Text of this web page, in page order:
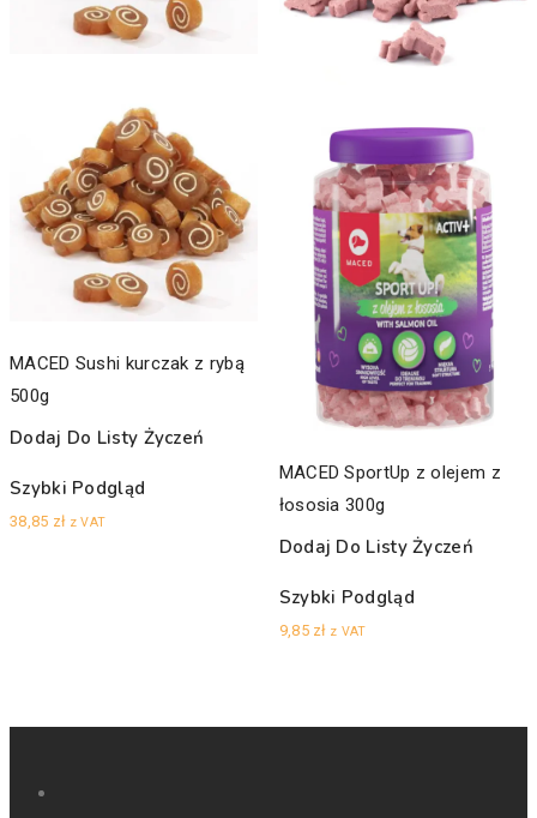
MACED Sushi kurczak z rybą
500g
Dodaj Do Listy Życzeń
Szybki Podgląd
38,85 zł z VAT
MACED SportUp z olejem z
łososia 300g
Dodaj Do Listy Życzeń
Szybki Podgląd
9,85 zł z VAT